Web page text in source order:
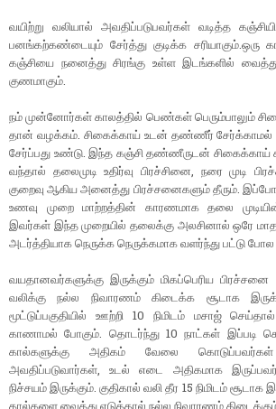
வயிற்று வலியால் அவதிப்படுபவர்கள் வடித்த
பனங்கற்கண்டையும் சேர்த்து குடிக்க சரியாகும்.ஒரு
கஞ்சியை நனைத்து சிரங்கு உள்ள இடங்களில்
குணமாகும்.
நம் முன்னோர்கள் காலத்தில் பெண்கள் பெரும்பாலும்
தான் வழக்கம். சிகைக்காய் உடன் தண்ணீர்
சேர்ப்பது உண்டு. இந்த கஞ்சி தண்ணீருடன் சிகைக்காய்
வந்தால் தலைமுடி உதிர்வு பிரச்சினை, நரை முடி
குறைவு ஆகிய அனைத்து பிரச்சனைகளும் தீரும்.
உணவு முறை மாற்றத்தின் காரணமாக தலை
இவர்கள் இந்த முறையில் தலைக்கு அலசினால் ஒரே
அடர்த்தியாக நெருக்க நெருக்கமாக வளர்ந்து பட்டு
வயதானவர்களுக்கு இருக்கும் மிகப்பெரிய பிரச்சனை
வலிக்கு நல்ல நிவாரணம் கிடைக்க சூடாக
மூட்டுப்பகுதியில் ஊற்றி 10 நிமிடம் மசாஜ்
காணாமல் போகும். தொடர்ந்து 10 நாட்கள் இப்படி
கால்களுக்கு அதிகம் வேலை கொடுப்பவர்கள்
அவதிப்படுவார்கள், உடல் எடை அதிகமாக
நிச்சயம் இருக்கும். குதிகால் வலி தீர 15 நிமிடம்
கால்களை வைத்து எடுத்தால் நல்ல நிவாரணம்